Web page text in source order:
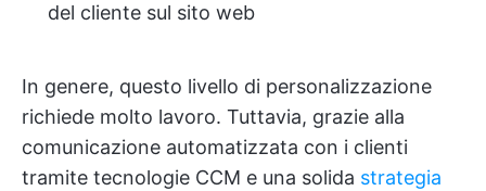
del cliente sul sito web
In genere, questo livello di personalizzazione
richiede molto lavoro. Tuttavia, grazie alla
comunicazione automatizzata con i clienti
tramite tecnologie CCM e una solida strategia